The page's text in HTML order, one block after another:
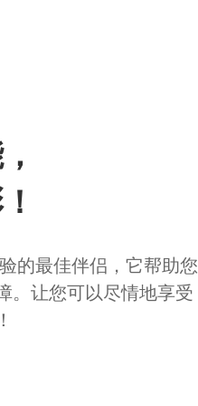
的最佳伴侣，它帮助您
。让您可以尽情地享受